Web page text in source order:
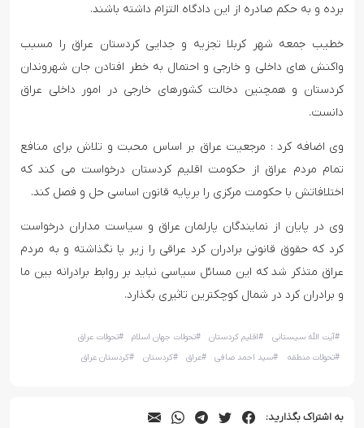
برده و به حکم صادره از این دادگاه التزام داشته باشند.
خطیب جمعه شهر کربلا تجزیه و جدایی کردستان عراق را مسبب
واکنش های داخلی و خارجی و احتمال به خطر افتادن جان شهروندان
کردستان و همچنین دخالت کشورهای خارجی در امور داخلی عراق
دانست.
وی اضافه کرد : مرجعیت عراق بر اساس محبت و تلاش برای منافع
تمام مردم عراق از حکومت اقلیم کردستان درخواست می کند که
اختلافاتش با حکومت مرکزی را برپایه قانون اساسی حل و فصل کند.
وی در پایان از نمایندگان پارلمان عراق و سیاست مداران درخواست
کرد که حقوق قانونی برادران کرد عراقی را زیر پا نگذاشته و به مردم
عراق متذکر شد که این مسائل سیاسی نباید بر روابط برادرانه بین ما
و برادران کرد در شمال کوچکترین تاثیری بگذارد.
#آیت الله سیستانی #اقلیم کردستان #تحولات جهان اسلام #تحولات عراق
#تحولات منطقه #سید احمد صافی #عراق #کردستان #کردستان عراق
به اشتراک بگذارید: